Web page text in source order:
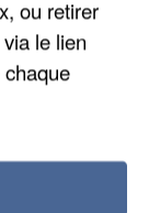
ou retirer
le lien